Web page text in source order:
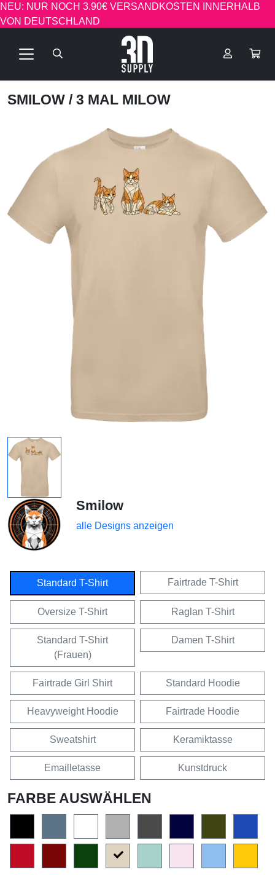
NEU: NUR NOCH 3.90€ VERSANDKOSTEN INNERHALB
VON DEUTSCHLAND
SMILOW / 3 MAL MILOW
Smilow
alle Designs anzeigen
Standard T-Shirt Fairtrade T-Shirt
Oversize T-Shirt Raglan T-Shirt
Standard T-Shirt
(Frauen)
Damen T-Shirt
Fairtrade Girl Shirt Standard Hoodie
Heavyweight Hoodie Fairtrade Hoodie
Sweatshirt Keramiktasse
Emailletasse Kunstdruck
FARBE AUSWÄHLEN